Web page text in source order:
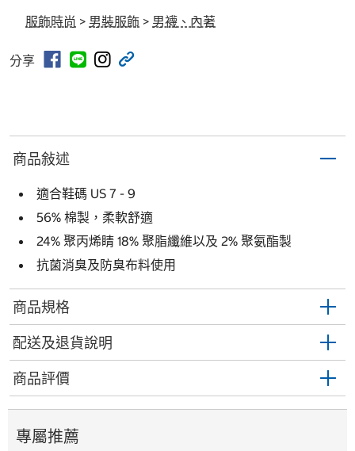
服飾時尚 > 男裝服飾 > 男襪、內著
分享
商品敍述
適合鞋碼 US 7 - 9
56% 棉製，柔軟舒適
24% 聚丙烯睛 18% 聚脂纖維以及 2% 聚氨酯製
抗菌消臭及防臭布料使用
商品規格
配送及退貨說明
商品評價
專屬推薦